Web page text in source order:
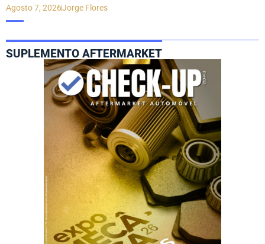
Agosto 7, 2026Jorge Flores
SUPLEMENTO AFTERMARKET